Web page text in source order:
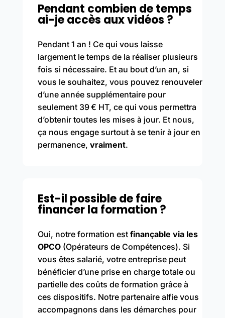
Pendant combien de temps
ai-je accès aux vidéos ?
Pendant 1 an ! Ce qui vous laisse
largement le temps de la réaliser plusieurs
fois si nécessaire. Et au bout d’un an, si
vous le souhaitez, vous pouvez renouveler
d’une année supplémentaire pour
seulement 39 € HT, ce qui vous permettra
d’obtenir toutes les mises à jour. Et nous,
ça nous engage surtout à se tenir à jour en
permanence, vraiment.
Est-il possible de faire
financer la formation ?
Oui, notre formation est finançable via les
OPCO(Opérateurs de Compétences). Si
vous êtes salarié, votre entreprise peut
bénéficier d’une prise en charge totale ou
partielle des coûts de formation grâce à
ces dispositifs. Notre partenaire alfie vous
accompagnons dans les démarches pour